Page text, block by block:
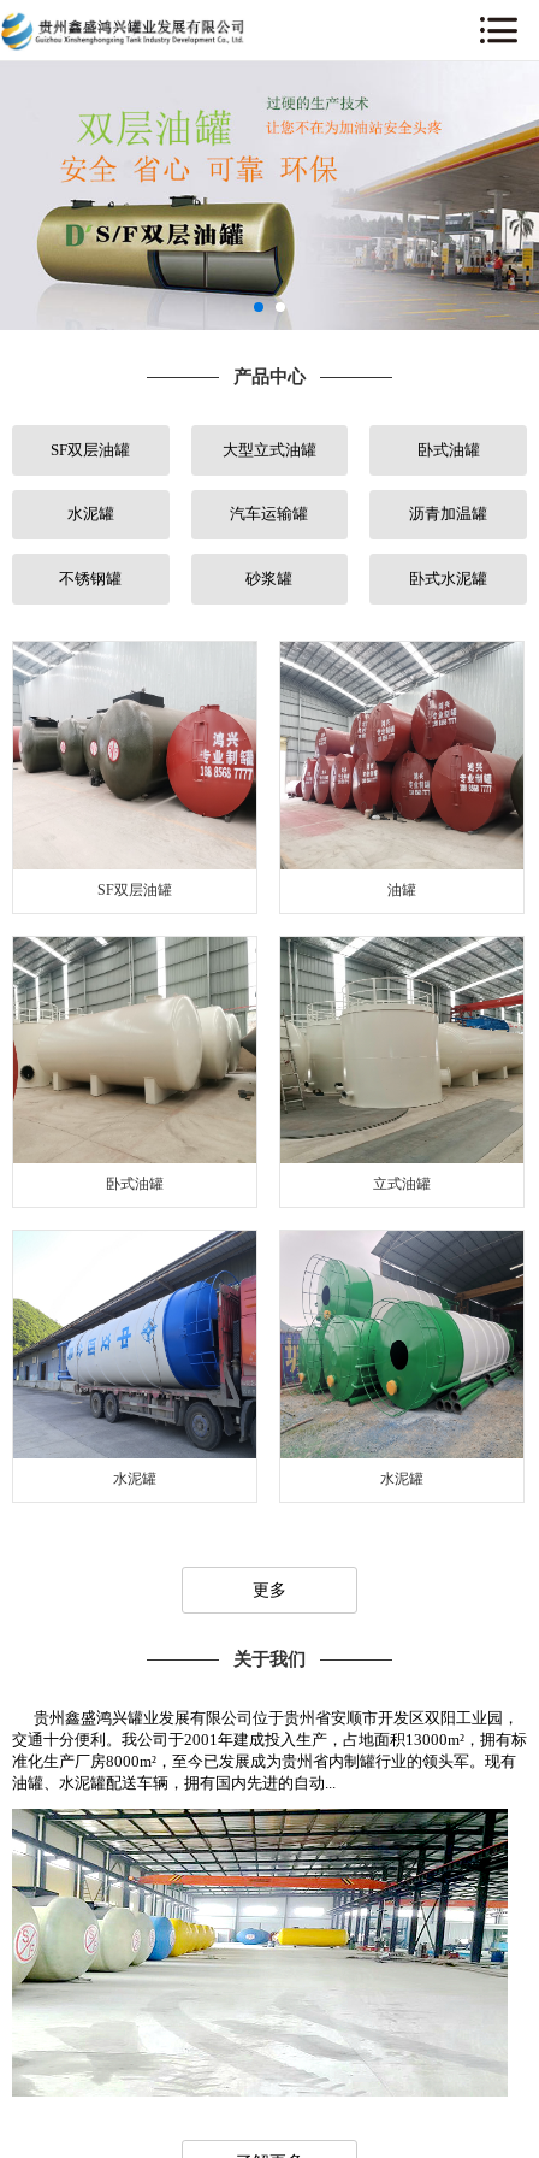
产品中心
SF双层油罐 大型立式油罐 卧式油罐
水泥罐 汽车运输罐 沥青加温罐
不锈钢罐 砂浆罐 卧式水泥罐
SF双层油罐 油罐
卧式油罐 立式油罐
水泥罐 水泥罐
更多
关于我们
贵州鑫盛鸿兴罐业发展有限公司位于贵州省安顺市开发区双阳工业园，
交通十分便利。我公司于2001年建成投入生产，占地面积13000m²，拥有标
准化生产厂房8000m²，至今已发展成为贵州省内制罐行业的领头军。现有
油罐、水泥罐配送车辆，拥有国内先进的自动...
关于我们
产品中心
工程案例
售后服务
行业动态
人才招聘
联系我们